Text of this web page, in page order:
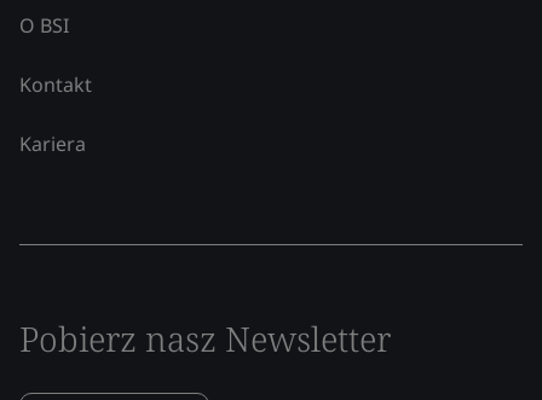
O BSI
Kontakt
Kariera
Pobierz nasz Newsletter